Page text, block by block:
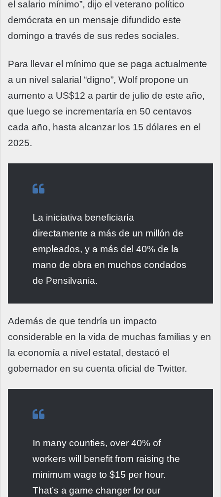
el salario mínimo”, dijo el veterano político
demócrata en un mensaje difundido este
domingo a través de sus redes sociales.
Para llevar el mínimo que se paga actualmente
a un nivel salarial “digno”, Wolf propone un
aumento a US$12 a partir de julio de este año,
que luego se incrementaría en 50 centavos
cada año, hasta alcanzar los 15 dólares en el
2025.
La iniciativa beneficiaría
directamente a más de un millón de
empleados, y a más del 40% de la
mano de obra en muchos condados
de Pensilvania.
Además de que tendría un impacto
considerable en la vida de muchas familias y en
la economía a nivel estatal, destacó el
gobernador en su cuenta oficial de Twitter.
In many counties, over 40% of
workers will benefit from raising the
minimum wage to $15 per hour.
That’s a game changer for our